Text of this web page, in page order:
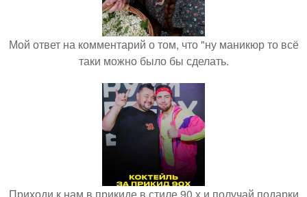
Мой ответ на комментарий о том, что "ну маникюр то всё
таки можно было бы сделать.